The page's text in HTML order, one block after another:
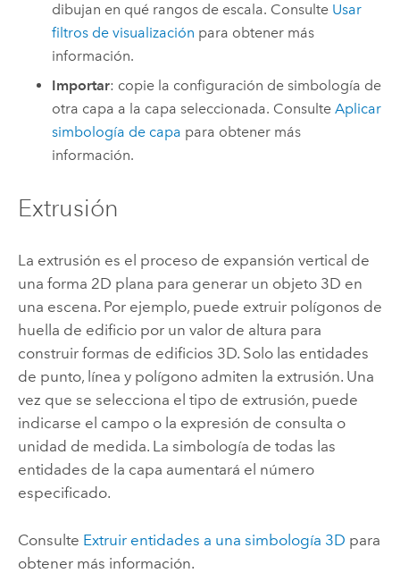
dibujan en qué rangos de escala. Consulte Usar
filtros de visualización para obtener más
información.
Importar: copie la configuración de simbología de
otra capa a la capa seleccionada. ConsulteAplicar
simbología de capa para obtener más
información.
Extrusión
La extrusión es el proceso de expansión vertical de
una forma 2D plana para generar un objeto 3D en
una escena. Por ejemplo, puede extruir polígonos de
huella de edificio por un valor de altura para
construir formas de edificios 3D. Solo las entidades
de punto, línea y polígono admiten la extrusión. Una
vez que se selecciona el tipo de extrusión, puede
indicarse el campo o la expresión de consulta o
unidad de medida. La simbología de todas las
entidades de la capa aumentará el número
especificado.
Consulte Extruir entidades a una simbología 3D para
obtener más información.